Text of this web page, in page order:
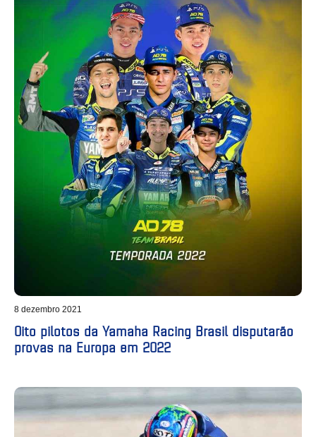
8 dezembro 2021
Oito pilotos da Yamaha Racing Brasil disputarão
provas na Europa em 2022